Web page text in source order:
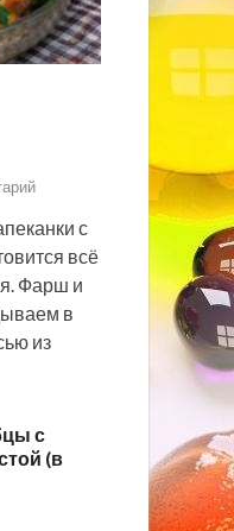
с
всё
Фарш и
в
из
с
(в